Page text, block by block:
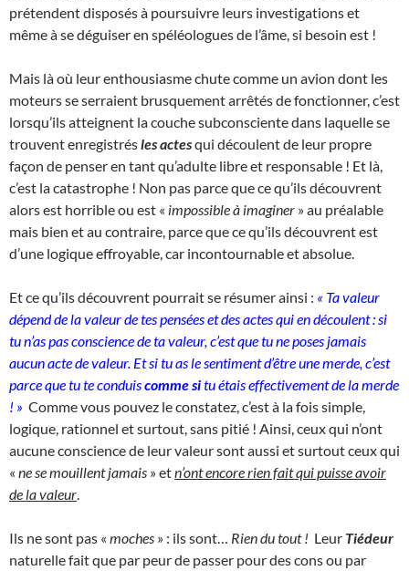
prétendent disposés à poursuivre leurs investigations et
même à se déguiser en spéléologues de l’âme, si besoin est !
Mais là où leur enthousiasme chute comme un avion dont les
moteurs se serraient brusquement arrêtés de fonctionner, c’est
lorsqu’ils atteignent la couche subconsciente dans laquelle se
trouvent enregistrésles actesqui découlent de leur propre
façon de penser en tant qu’adulte libre et responsable ! Et là,
c’est la catastrophe ! Non pas parce que ce qu’ils découvrent
alors est horrible ou est « impossible à imaginer » au préalable
mais bien et au contraire, parce que ce qu’ils découvrent est
d’une logique effroyable, car incontournable et absolue.
Et ce qu’ils découvrent pourrait se résumer ainsi : « Ta valeur
dépend de la valeur de tes pensées et des actes qui en découlent : si
tu n’as pas conscience de ta valeur, c’est que tu ne poses jamais
aucun acte de valeur. Et si tu as le sentiment d’être une merde, c’est
parce que tu te conduiscomme situ étais effectivement de la merde
! » Comme vous pouvez le constatez, c’est à la fois simple,
logique, rationnel et surtout, sans pitié ! Ainsi, ceux qui n’ont
aucune conscience de leur valeur sont aussi et surtout ceux qui
« ne se mouillent jamais » etn’ont encore rien fait qui puisse avoir
de la valeur
Ils ne sont pas « moches » : ils sont… Rien du tout ! Leur Tiédeur
naturelle fait que par peur de passer pour des cons ou par